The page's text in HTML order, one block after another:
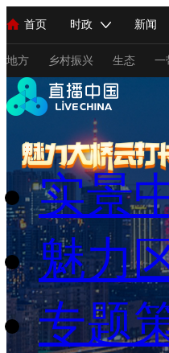
首页 时政 新闻
人民领袖习近平 联播+ 中
直播 栏目大全 节
海外频道 iPanda English
地方 乡村振兴 生态 一
总台春晚 网络春晚
新闻 国内 国际
人民领袖习近平 联播+
视频 小央视频 小央
现场 前线 比划
体育 直播 竞猜
VIP会员 CCTV奥林匹
实景
魅力
专题